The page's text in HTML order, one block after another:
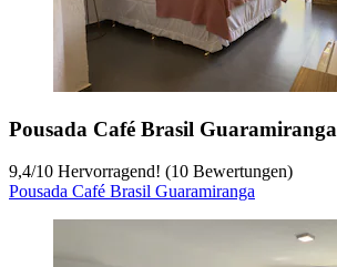
Pousada Café Brasil Guaramiranga
9,4/10 Hervorragend! (10 Bewertungen)
Pousada Café Brasil Guaramiranga